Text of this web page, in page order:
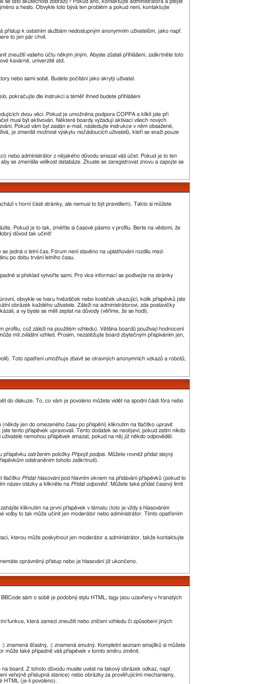
se tato skutečnost zobrazí)? Pokud ano, kontaktujte administrátora a ptejte
a heslo. Obvykle toto bývá ten problém a pokud není, kontaktujte
k ostatním službám nedostupným anonymním uživatelům, jako např.
to jen pár chvil.
zneužití vašeho účtu někým jiným. Abyste zůstali přihlášeni, zaškrtněte toto
kavárně, univerzitě atd.
nebo sami sobě. Budete počítáni jako skrytý uživatel.
, pokračujte dle instrukcí a téměř ihned budete přihlášeni
dvou věcí. Pokud je umožněna podpora COPPA a klikli jste při
musí být aktivován. Některé boardy vyžadují aktivaci všech nových
Pokud vám byl zaslán e-mail, následujte instrukce v něm obsažené,
je zmenšit možnost výskytu nežádoucíchuživatelů, kteří se snaží pouze
nebo administrátor z nějakého důvodu smazal váš účet. Pokud je to ten
se zmenšila velikost databáze. Zkuste se zaregistrovat znovu a zapojte se
v horní části stránky, ale nemusí to být pravidlem). Takto si můžete
Pokud je to tak, změňte si časové pásmo v profilu. Berte na vědomí, že
důvod tak učinit!
jedná o letní čas. Fórum není stavěno na uplatňování rozdílu mezi
po dobu trvání letního času.
si překlad vytvořte sami. Pro více informací se podívejte na stránky
obvykle ve tvaru hvězdiček nebo kostiček ukazující, kolik příspěvků jste
obrázek každého uživatele. Záleží na administrátorovi, zda postavičky
a vy byste se měli zeptat na důvody (věříme, že se hodí).
což záleží na použitém vzhledu). Většina boardů používají hodnocení
mít zvláštní vzhled. Prosím, nezatěžujte board zbytečným přispíváním jen,
Toto opatření umožňuje zbavit se otravných anonymních vzkazů a robotů,
do diskuze. To, co vám je povoleno můžete vidět na spodní části fóra nebo
jen do omezeného času po přispění) kliknutím na tlačítko upravit.
tento příspěvek upravovali. Tento dodatek se neobjeví, pokud zatím nikdo
nemohou příspěvek smazat, pokud na něj již někdo odpověděl.
příspěvku zatržením položky Připojit podpis. Můžete rovněž přidat stejný
odstraněním tohoto zaškrtnutí).
tlačítko Přidat hlasovánípod hlavním oknem na přidávání příspěvků (pokud to
název otázky a klikněte na Přidat odpověď. Můžete také přidat časový limit
kliknutím na první příspěvek v tématu (toto je vždy s hlasováním
volby to tak může učinit jen moderátor nebo administrátor. Tímto opatřením
kterou může poskytnout jen moderátor a administrátor, takže kontaktujte
oprávněný přístup nebo je hlasování již ukončeno.
sám o sobě je podobný stylu HTML, tagy jsou uzavřeny v hranatých
funkce, která zamezí zneužití nebo zničení vzhledu či způsobení jiných
znamená šťastný, :( znamená smutný. Kompletní seznam smajlíků si můžete
může také případně váš příspěvek v tomto směru změnit.
board. Z tohoto důvodu musíte uvést na takový obrázek odkaz, např.
veřejně přístupná stanice) nebo obrázky za prověřujícími mechanismy,
HTML (je-li povoleno).